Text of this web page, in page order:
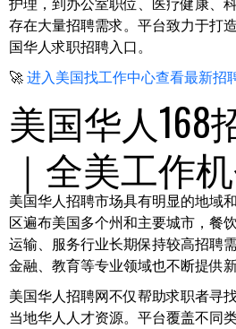
护理，到办公室职位、医疗健康、
存在大量招聘需求。平台致力于打
国华人求职招聘入口。
🚀 进入美国找工作中心查看最新招
美国华人168
｜全美工作
美国华人招聘市场具有明显的地域
区遍布美国多个州和主要城市，餐
运输、服务行业长期保持较高招聘
金融、教育等专业领域也不断提供
美国华人招聘网不仅帮助求职者寻
当地华人人才资源。平台覆盖不同